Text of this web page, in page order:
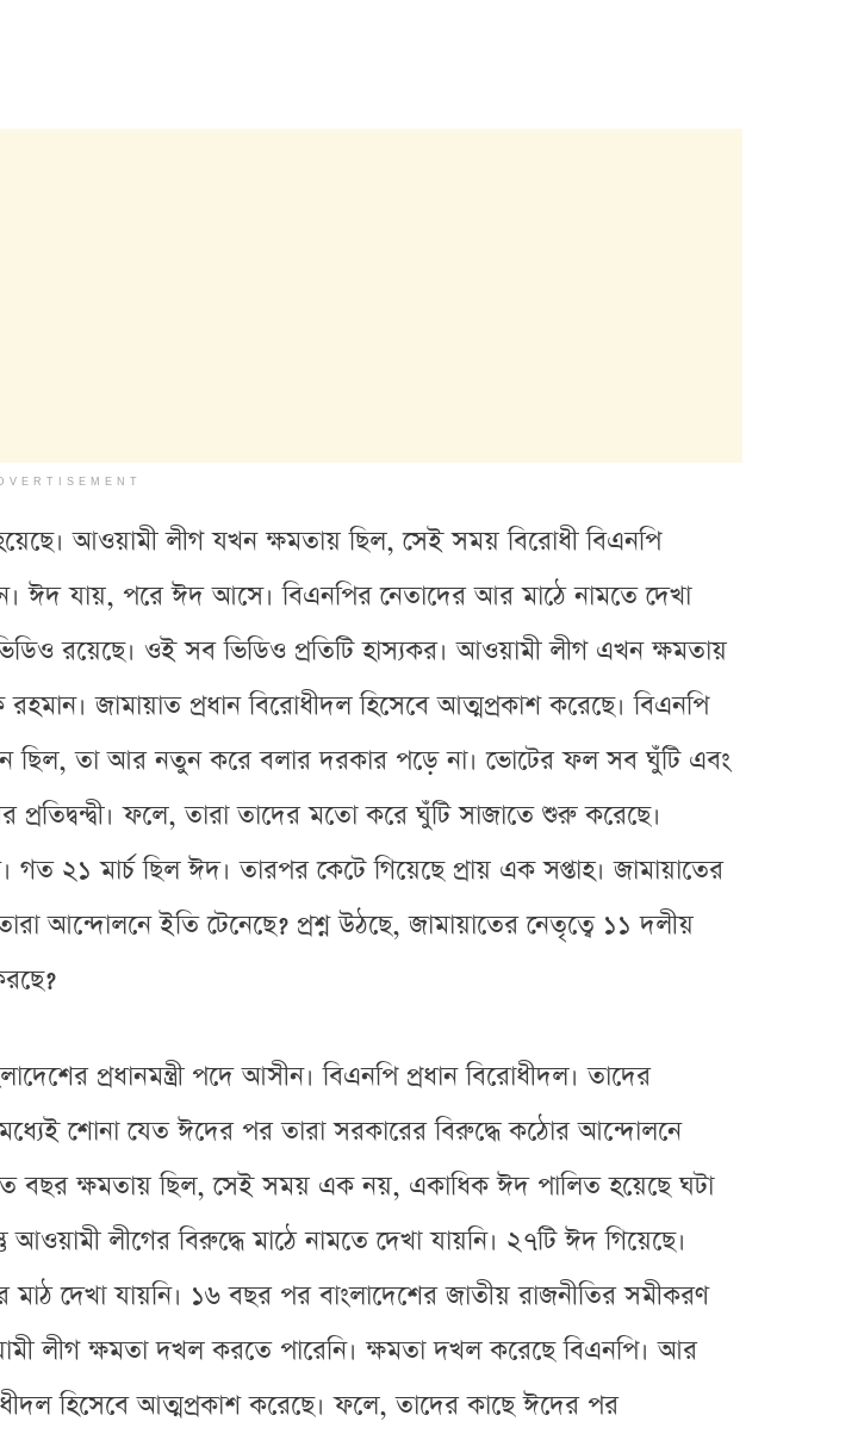
আওয়ামী লীগ যখন ক্ষমতায় ছিল, সেই সময় বিরোধী বিএনপি
ঈদ যায়, পরে ঈদ আসে। বিএনপির নেতাদের আর মাঠে নামতে দেখা
রয়েছে। ওই সব ভিডিও প্রতিটি হাস্যকর। আওয়ামী লীগ এখন ক্ষমতায়
জামায়াত প্রধান বিরোধীদল হিসেবে আত্মপ্রকাশ করেছে। বিএনপি
ছিল, তা আর নতুন করে বলার দরকার পড়ে না। ভোটের ফল সব ঘুঁটি এবং
ফলে, তারা তাদের মতো করে ঘুঁটি সাজাতে শুরু করেছে।
২১ মার্চ ছিল ঈদ। তারপর কেটে গিয়েছে প্রায় এক সপ্তাহ। জামায়াতের
আন্দোলনে ইতি টেনেছে? প্রশ্ন উঠছে, জামায়াতের নেতৃত্বে ১১ দলীয়
প্রধানমন্ত্রী পদে আসীন। বিএনপি প্রধান বিরোধীদল। তাদের
শোনা যেত ঈদের পর তারা সরকারের বিরুদ্ধে কঠোর আন্দোলনে
বছর ক্ষমতায় ছিল, সেই সময় এক নয়, একাধিক ঈদ পালিত হয়েছে ঘটা
আওয়ামী লীগের বিরুদ্ধে মাঠে নামতে দেখা যায়নি। ২৭টি ঈদ গিয়েছে।
দেখা যায়নি। ১৬ বছর পর বাংলাদেশের জাতীয় রাজনীতির সমীকরণ
লীগ ক্ষমতা দখল করতে পারেনি। ক্ষমতা দখল করেছে বিএনপি। আর
হিসেবে আত্মপ্রকাশ করেছে। ফলে, তাদের কাছে ঈদের পর